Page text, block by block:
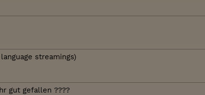
streamings)
gut gefallen ????